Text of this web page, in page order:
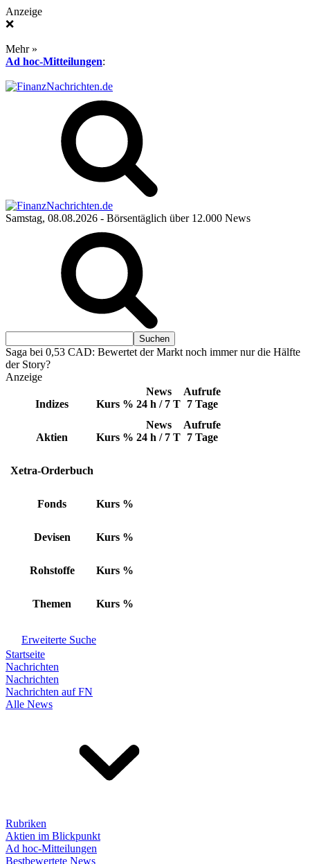
Anzeige
❌
Mehr »
Ad hoc-Mitteilungen:
Samstag, 08.08.2026 - Börsentäglich über 12.000 News
Saga bei 0,53 CAD: Bewertet der Markt noch immer nur die Hälfte
der Story?
Anzeige
Indizes Kurs %
News
24 h / 7 T
Aufrufe
7 Tage
Aktien Kurs %
News
24 h / 7 T
Aufrufe
7 Tage
Xetra-Orderbuch
Fonds Kurs %
Devisen Kurs %
Rohstoffe Kurs %
Themen Kurs %
Erweiterte Suche
Startseite
Nachrichten
Nachrichten
Nachrichten auf FN
Alle News
Rubriken
Aktien im Blickpunkt
Ad hoc-Mitteilungen
Bestbewertete News